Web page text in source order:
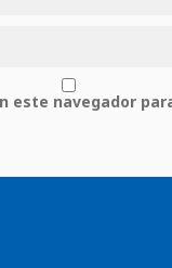
este navegador